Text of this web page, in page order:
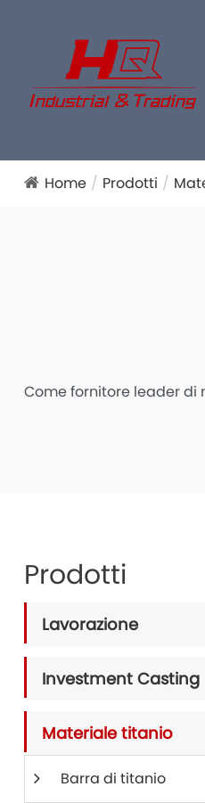
Home Prodotti
Come fornitore leader
Prodotti
Lavorazione
Investment Casting
Materiale titanio
Barra di titanio